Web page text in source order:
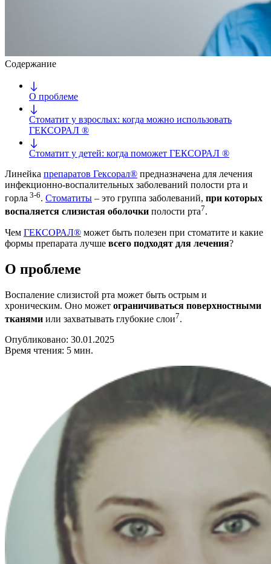
Содержание
О проблеме
Стоматит у взрослых: когда можно использовать
ГЕКСОРАЛ ®
Стоматит у детей: когда поможет ГЕКСОРАЛ ®
Линейка препаратов Гексорал® предназначена для лечения
инфекционно-воспалительных заболеваний полости рта и
горла 3-6. Стоматиты – это группа заболеваний, при которых
воспаляется слизистая оболочки полости рта7.
Чем ГЕКСОРАЛ® может быть полезен при стоматите и какие
формы препарата лучше всего подходят для лечения?
О проблеме
Воспаление слизистой рта может быть острым и
хроническим. Оно может ограничиваться поверхностными
тканями или захватывать глубокие слои7.
Опубликовано: 30.01.2025
Время чтения: 5 мин.